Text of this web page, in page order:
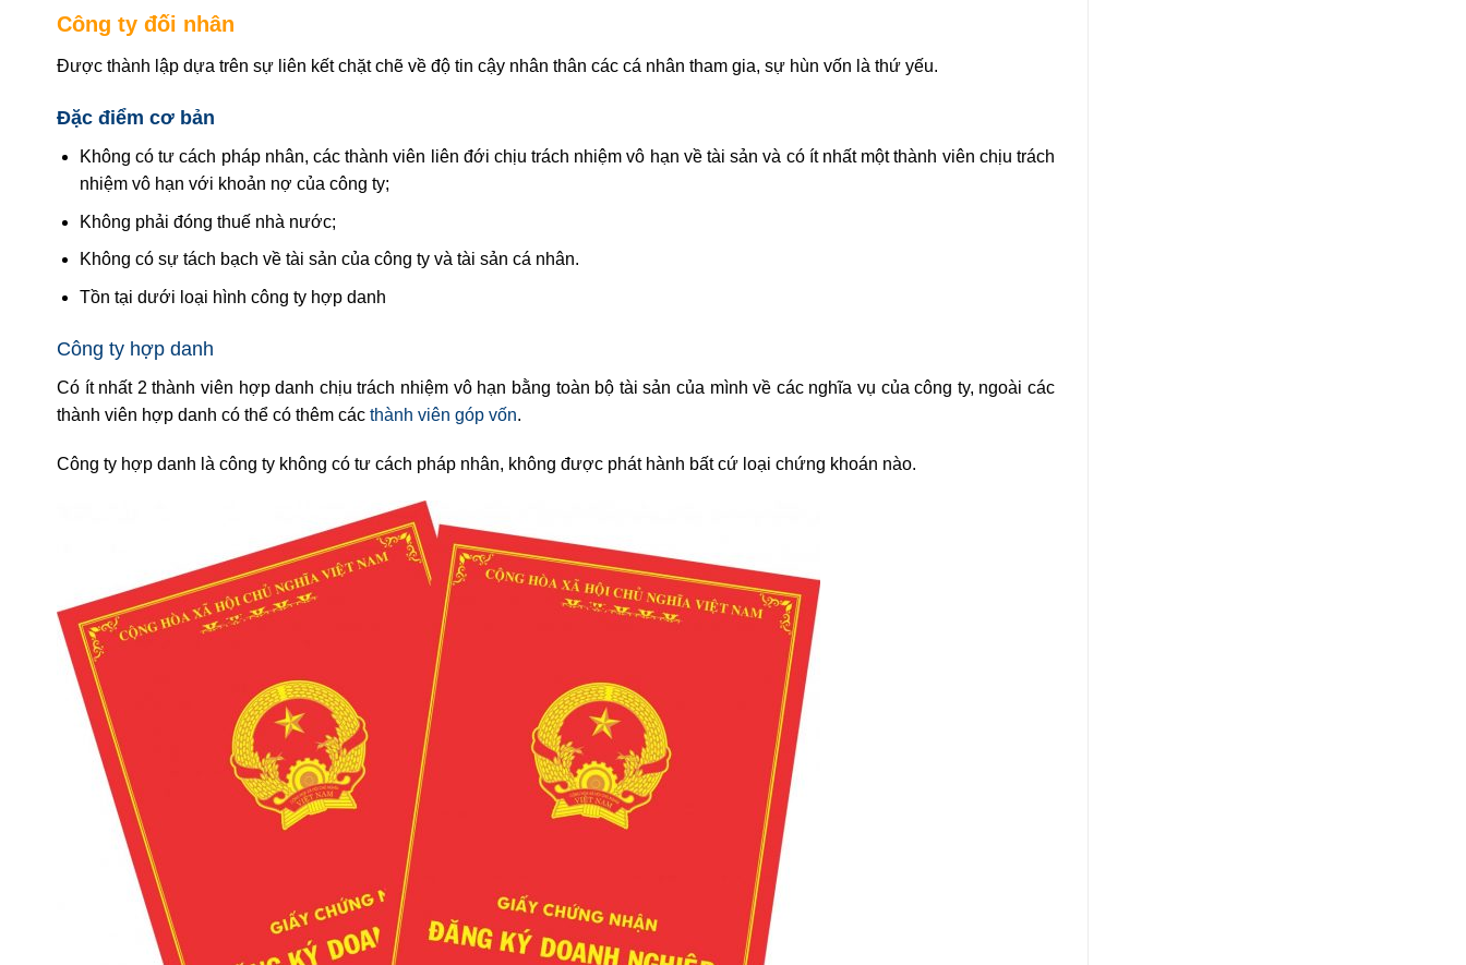
Công ty đối nhân
Được thành lập dựa trên sự liên kết chặt chẽ về độ tin cậy nhân thân các cá nhân tham gia, sự hùn vốn là thứ yếu.
Đặc điểm cơ bản
Không có tư cách pháp nhân, các thành viên liên đới chịu trách nhiệm vô hạn về tài sản và có ít nhất một thành viên chịu trách
nhiệm vô hạn với khoản nợ của công ty;
Không phải đóng thuế nhà nước;
Không có sự tách bạch về tài sản của công ty và tài sản cá nhân.
Tồn tại dưới loại hình công ty hợp danh
Công ty hợp danh
Có ít nhất 2 thành viên hợp danh chịu trách nhiệm vô hạn bằng toàn bộ tài sản của mình về các nghĩa vụ của công ty, ngoài các
thành viên hợp danh có thể có thêm các thành viên góp vốn.
Công ty hợp danh là công ty không có tư cách pháp nhân, không được phát hành bất cứ loại chứng khoán nào.